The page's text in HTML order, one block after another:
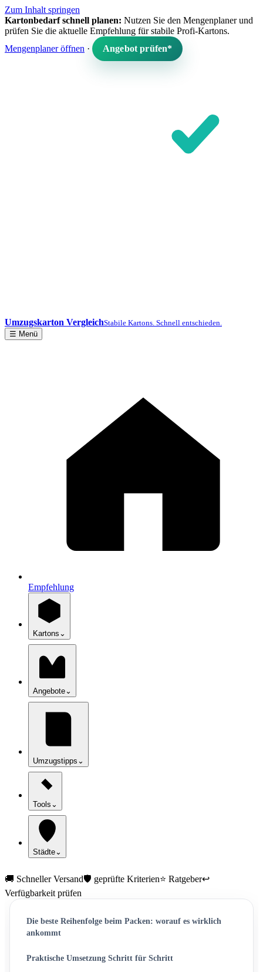
Zum Inhalt springen
Kartonbedarf schnell planen: Nutzen Sie den Mengenplaner und
prüfen Sie die aktuelle Empfehlung für stabile Profi-Kartons.
Mengenplaner öffnen · Angebot prüfen*
Umzugskarton VergleichStabile Kartons. Schnell entschieden.
☰ Menü
Empfehlung
Kartons ⌄
Angebote⌄
Umzugstipps ⌄
Tools ⌄
Städte⌄
🚚 Schneller Versand🛡️ geprüfte Kriterien⭐ Ratgeber↩️
Verfügbarkeit prüfen
Die beste Reihenfolge beim Packen: worauf es wirklich
ankommt
Praktische Umsetzung Schritt für Schritt